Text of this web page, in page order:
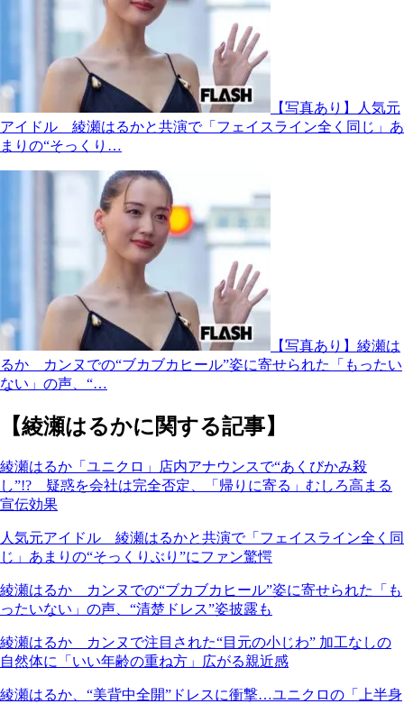
【写真あり】人気元
アイドル 綾瀬はるかと共演で「フェイスライン全く同じ」あ
まりの“そっくり…
【写真あり】綾瀬は
るか カンヌでの“ブカブカヒール”姿に寄せられた「もったい
ない」の声、“…
【綾瀬はるかに関する記事】
綾瀬はるか「ユニクロ」店内アナウンスで“あくびかみ殺
し”!? 疑惑を会社は完全否定、「帰りに寄る」むしろ高まる
宣伝効果
人気元アイドル 綾瀬はるかと共演で「フェイスライン全く同
じ」あまりの“そっくりぶり”にファン驚愕
綾瀬はるか カンヌでの“ブカブカヒール”姿に寄せられた「も
ったいない」の声、“清楚ドレス”姿披露も
綾瀬はるか カンヌで注目された“目元の小じわ” 加工なしの
自然体に「いい年齢の重ね方」広がる親近感
綾瀬はるか、“美背中全開”ドレスに衝撃…ユニクロの「上半身